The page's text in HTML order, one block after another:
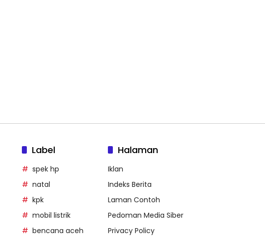
Label
spek hp
natal
kpk
mobil listrik
bencana aceh
Halaman
Iklan
Indeks Berita
Laman Contoh
Pedoman Media Siber
Privacy Policy